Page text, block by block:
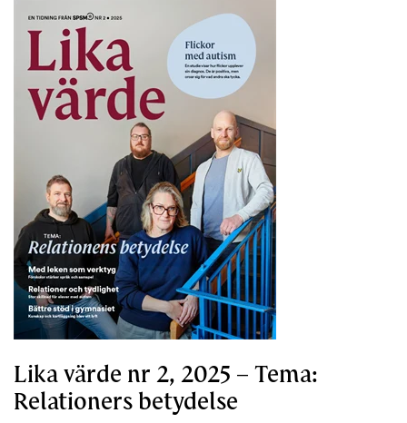
Lika värde nr 2, 2025 – Tema:
Relationers betydelse